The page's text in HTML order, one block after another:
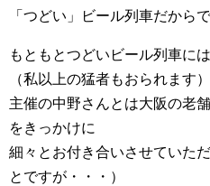
「つどい」ビール列車だからで
もともとつどいビール列車に
（私以上の猛者もおられます）
主催の中野さんとは大阪の老
をきっかけに
細々とお付き合いさせていた
とですが・・・）